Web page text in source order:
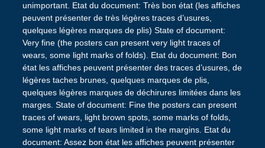
unimportant. Etat du document: Très bon état (les affiches
peuvent présenter de très légères traces d’usures,
quelques légères marques de plis) State of document:
Very fine (the posters can present very light traces of
wears, some light marks of folds). Etat du document: Bon
état les affiches peuvent présenter des traces d’usures, de
légères taches brunes, quelques marques de plis,
quelques légères marques de déchirures limitées dans les
marges. State of document: Fine the posters can present
traces of wears, light brown spots, some marks of folds,
some light marks of tears limited in the margins. Etat du
document: Assez bon état les affiches peuvent présenter